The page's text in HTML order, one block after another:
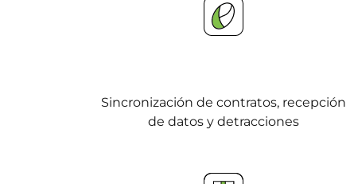
Sincronización de contratos, recepción
de datos y detracciones